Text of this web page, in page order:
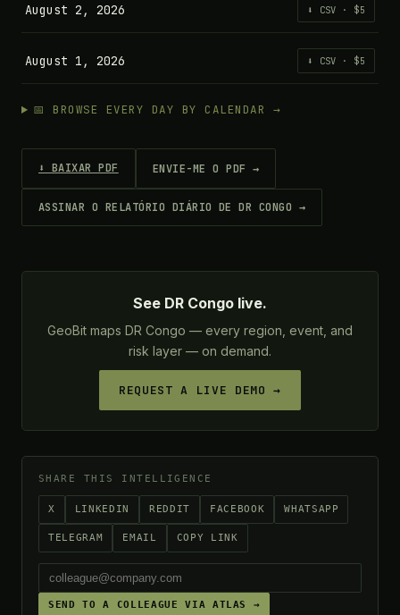
August 2, 2026 ⬇ CSV · $5
August 1, 2026 ⬇ CSV · $5
📅 BROWSE EVERY DAY BY CALENDAR →
⬇ BAIXAR PDF ENVIE-ME O PDF →
ASSINAR O RELATÓRIO DIÁRIO DE DR CONGO →
See DR Congo live.
GeoBit maps DR Congo — every region, event, and
risk layer — on demand.
REQUEST A LIVE DEMO →
SHARE THIS INTELLIGENCE
X LINKEDIN REDDIT FACEBOOK WHATSAPP
TELEGRAM EMAIL COPY LINK
SEND TO A COLLEAGUE VIA ATLAS →